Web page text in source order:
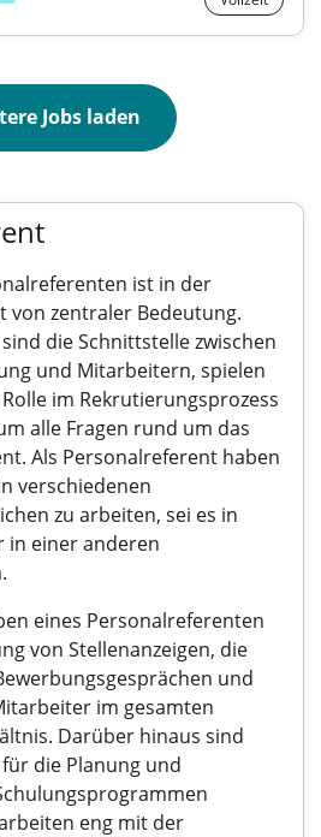
Jobs laden
ist in der
von zentraler Bedeutung.
die Schnittstelle zwischen
und Mitarbeitern, spielen
im Rekrutierungsprozess
alle Fragen rund um das
Als Personalreferent haben
verschiedenen
zu arbeiten, sei es in
in einer anderen
eines Personalreferenten
von Stellenanzeigen, die
und
im gesamten
Darüber hinaus sind
die Planung und
eng mit der